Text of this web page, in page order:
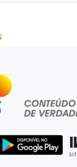
em Goiânia antes
Brasileiro
com Atlético-
preso suspeito de
a conhecido